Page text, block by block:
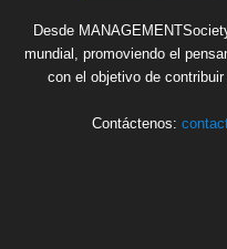
Desde
mundial, promoviendo el
con el objetivo de
Contáctenos: